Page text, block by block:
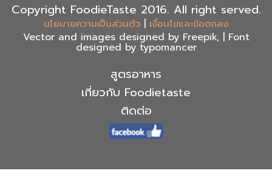
Copyright FoodieTaste 2016. All right served.
นโยบายความเป็นส่วนตัว | เงื่อนไขและข้อตกลง
Vector and images designed by Freepik, | Font
designed by typomancer
สูตรอาหาร
เกี่ยวกับ Foodietaste
ติดต่อ